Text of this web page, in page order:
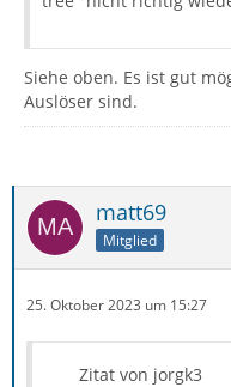
Siehe oben. Es ist gut
Auslöser sind.
matt69
Mitglied
25. Oktober 2023 um 15:27
Zitat von jorgk3